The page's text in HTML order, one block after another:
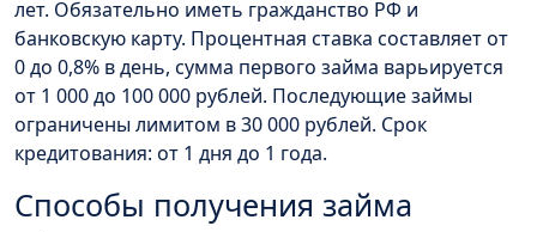
лет. Обязательно иметь гражданство РФ и
банковскую карту. Процентная ставка составляет от
0 до 0,8% в день, сумма первого займа варьируется
от 1 000 до 100 000 рублей. Последующие займы
ограничены лимитом в 30 000 рублей. Срок
кредитования: от 1 дня до 1 года.
Способы получения займа